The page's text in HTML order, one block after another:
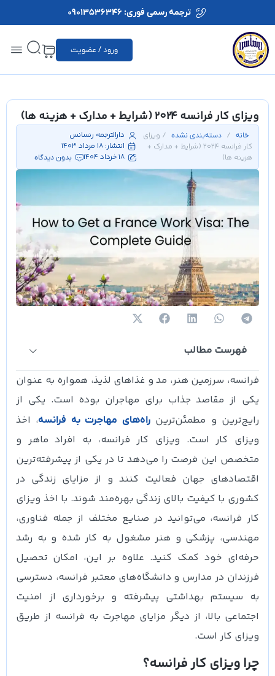
ترجمه رسمی فوری: 09013536346
ورود / عضویت
ویزای کار فرانسه 2024 (شرایط + مدارک + هزینه ها)
خانه / دسته‌بندی نشده / ویزای
کار فرانسه 2024 (شرایط + مدارک +
هزینه ها)
دارالترجمه رنسانس
انتشار: 18 مرداد 1403
18 خرداد 1404
بدون دیدگاه
فهرست مطالب
فرانسه، سرزمین هنر، مد و غذاهای لذیذ، همواره به عنوان
یکی از مقاصد جذاب برای مهاجران بوده است. یکی از
رایج‌ترین و مطمئن‌ترینراه‌های مهاجرت به فرانسه، اخذ
ویزای کار است. ویزای کار فرانسه، به افراد ماهر و
متخصص این فرصت را می‌دهد تا در یکی از پیشرفته‌ترین
اقتصادهای جهان فعالیت کنند و از مزایای زندگی در
کشوری با کیفیت بالای زندگی بهره‌مند شوند. با اخذ ویزای
کار فرانسه، می‌توانید در صنایع مختلف از جمله فناوری،
مهندسی، پزشکی و هنر مشغول به کار شده و به رشد
حرفه‌ای خود کمک کنید. علاوه بر این، امکان تحصیل
فرزندان در مدارس و دانشگاه‌های معتبر فرانسه، دسترسی
به سیستم بهداشتی پیشرفته و برخورداری از امنیت
اجتماعی بالا، از دیگر مزایای مهاجرت به فرانسه از طریق
ویزای کار است.
چرا ویزای کار فرانسه؟